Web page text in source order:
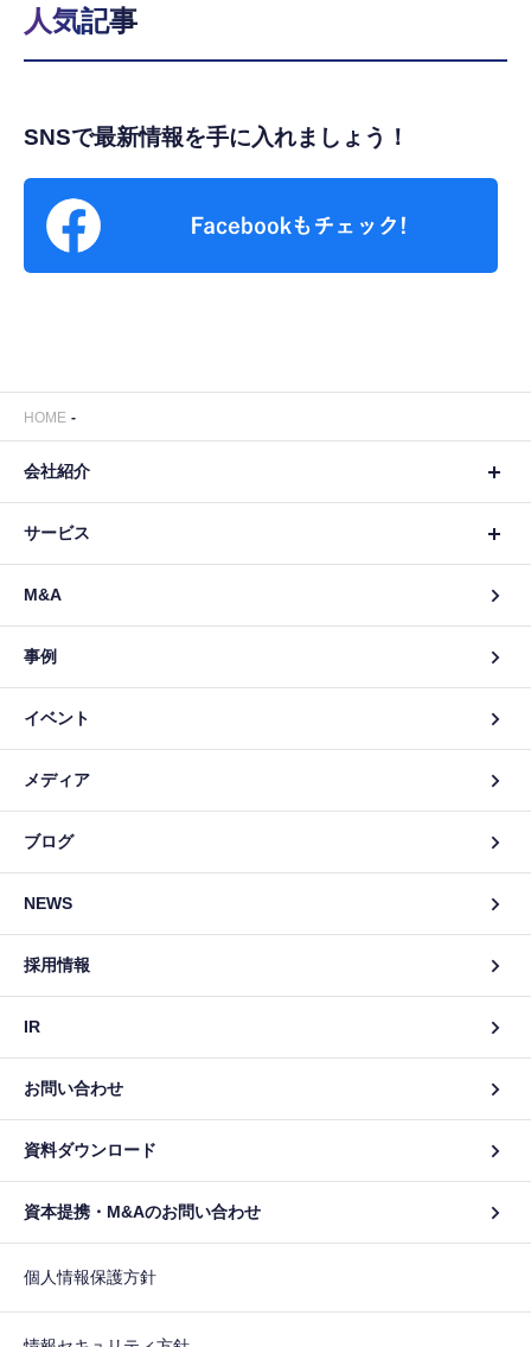
人気記事
SNSで最新情報を手に入れましょう！
HOME
会社紹介
サービス
M&A
事例
イベント
メディア
ブログ
NEWS
採用情報
IR
お問い合わせ
資料ダウンロード
資本提携・M&Aのお問い合わせ
個人情報保護方針